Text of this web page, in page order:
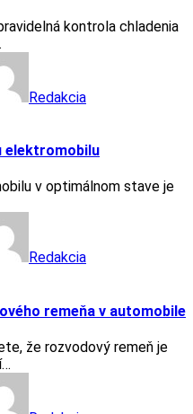
kontrola chladenia
Redakcia
elektromobilu
v optimálnom stave je
Redakcia
remeňa v automobile
že rozvodový remeň je